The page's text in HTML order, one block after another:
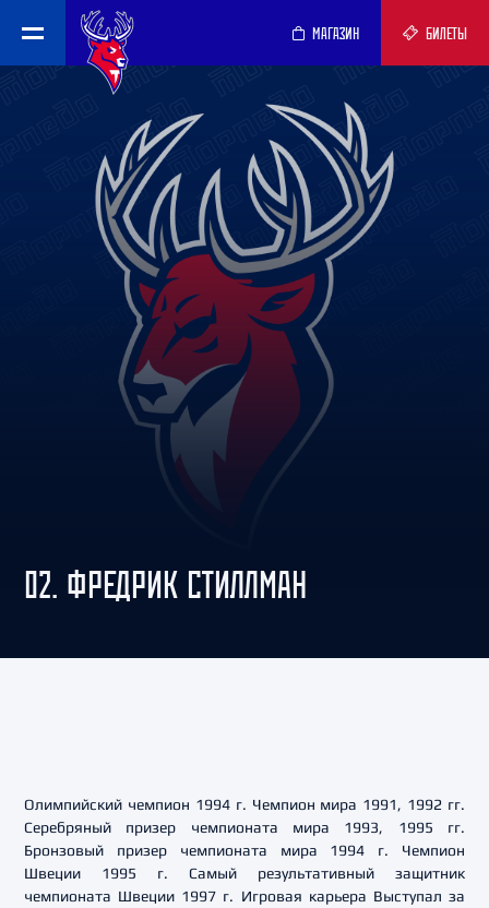
МАГАЗИН БИЛЕТЫ
02. ФРЕДРИК СТИЛЛМАН
Олимпийский чемпион 1994 г. Чемпион мира 1991, 1992 гг.
Серебряный призер чемпионата мира 1993, 1995 гг.
Бронзовый призер чемпионата мира 1994 г. Чемпион
Швеции 1995 г. Самый результативный защитник
чемпионата Швеции 1997 г. Игровая карьера Выступал за